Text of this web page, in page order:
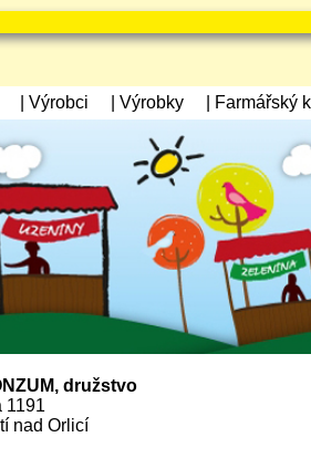
| Výrobci | Výrobky | Farmářský
družstvo
1191
nad Orlicí